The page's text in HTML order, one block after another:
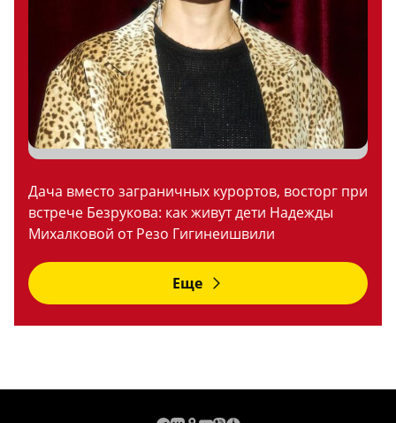
Дача вместо заграничных курортов, восторг при
встрече Безрукова: как живут дети Надежды
Михалковой от Резо Гигинеишвили
Еще